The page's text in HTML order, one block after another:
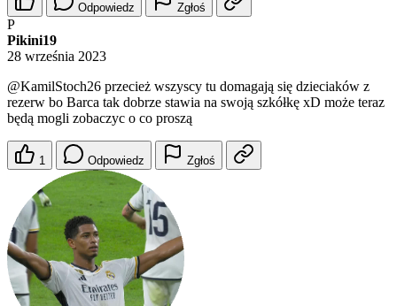
Odpowiedz Zgłoś
P
Pikini19
28 września 2023
@KamilStoch26 przecież wszyscy tu domagają się dzieciaków z
rezerw bo Barca tak dobrze stawia na swoją szkółkę xD może teraz
będą mogli zobaczyc o co proszą
1 Odpowiedz Zgłoś